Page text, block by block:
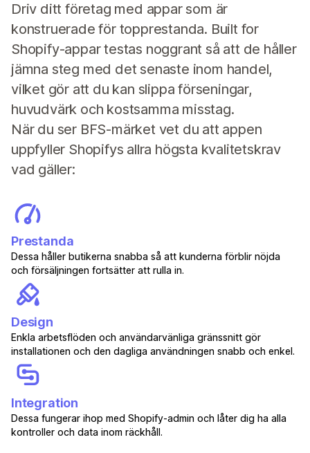
Driv ditt företag med appar som är
konstruerade för topprestanda. Built for
Shopify-appar testas noggrant så att de håller
jämna steg med det senaste inom handel,
vilket gör att du kan slippa förseningar,
huvudvärk och kostsamma misstag.
När du ser BFS-märket vet du att appen
uppfyller Shopifys allra högsta kvalitetskrav
vad gäller:
Prestanda
Dessa håller butikerna snabba så att kunderna förblir nöjda
och försäljningen fortsätter att rulla in.
Design
Enkla arbetsflöden och användarvänliga gränssnitt gör
installationen och den dagliga användningen snabb och enkel.
Integration
Dessa fungerar ihop med Shopify-admin och låter dig ha alla
kontroller och data inom räckhåll.